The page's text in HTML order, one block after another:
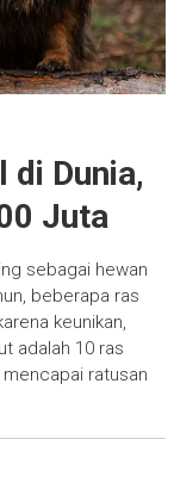
di Dunia,
Juta
sebagai hewan
beberapa ras
keunikan,
adalah 10 ras
ratusan